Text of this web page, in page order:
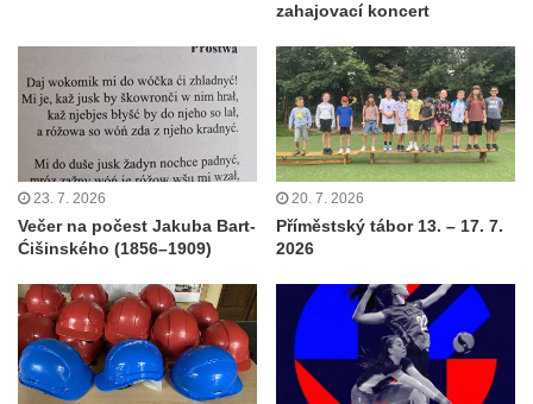
zahajovací koncert
23. 7. 2026
Večer na počest Jakuba Bart-
Ćišinského (1856–1909)
20. 7. 2026
Příměstský tábor 13. – 17. 7.
2026